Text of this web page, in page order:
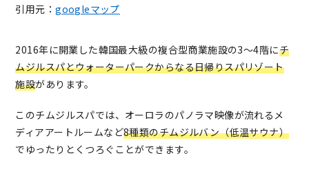
引用元：googleマップ
2016年に開業した韓国最大級の複合型商業施設の3〜4階にチ
ムジルスパとウォーターパークからなる日帰りスパリゾート
施設があります。
このチムジルスパでは、オーロラのパノラマ映像が流れるメ
ディアアートルームなど8種類のチムジルバン（低温サウナ）
でゆったりとくつろぐことができます。